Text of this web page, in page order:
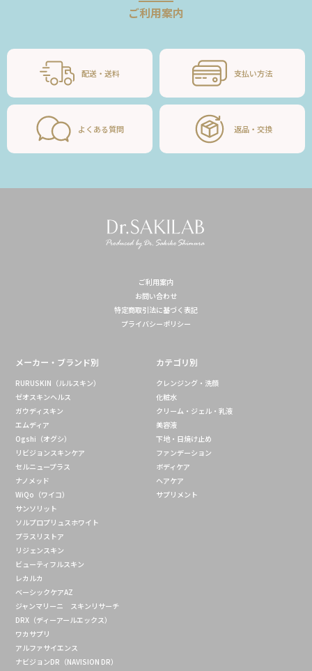
ご利用案内
配送・送料 支払い方法
よくある質問 返品・交換
ご利用案内
お問い合わせ
特定商取引法に基づく表記
プライバシーポリシー
メーカー・ブランド別
RURUSKIN（ルルスキン）
ゼオスキンヘルス
ガウディスキン
エムディア
Ogshi（オグシ）
リビジョンスキンケア
セルニュープラス
ナノメッド
WiQo（ワイコ）
サンソリット
ソルプロプリュスホワイト
プラスリストア
リジェンスキン
ビューティフルスキン
レカルカ
ベーシックケアAZ
ジャンマリーニ スキンリサーチ
DRX（ディーアールエックス）
ワカサプリ
アルファサイエンス
ナビジョンDR（NAVISION DR）
カテゴリ別
クレンジング・洗顔
化粧水
クリーム・ジェル・乳液
美容液
下地・日焼け止め
ファンデーション
ボディケア
ヘアケア
サプリメント